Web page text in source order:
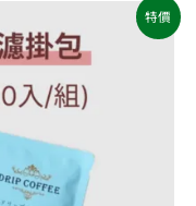
特價